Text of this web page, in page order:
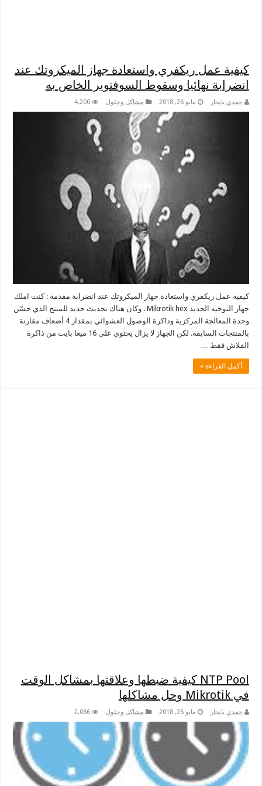
كيفية عمل ريكفري واستعادة جهاز الميكروتك عند
انضرابة نهائيا وسقوط السوفتوير الخاص به
حمدي بانجار مايو 26, 2018 مشاكل وحلول 4,200
كيفية عمل ريكفري واستعادة جهاز الميكروتك عند انضرابة مقدمة : كنت املك
جهاز التوجيه الجديد Mikrotik hex . وكان هناك تحديث جديد للمنتج الذي حسّن
وحدة المعالجة المركزية وذاكرة الوصول العشوائي بمقدار 4 أضعاف مقارنة
بالمنتجات السابقة. لكن الجهاز لا يزال يحتوي على 16 ميغا بايت من ذاكرة
الفلاش فقط …
أكمل القراءة »
NTP Pool كيفية ضبطها وعلاقتها بمشاكل الوقت
في Mikrotik وحل مشاكلها
حمدي بانجار مايو 26, 2018 مشاكل وحلول 2,086